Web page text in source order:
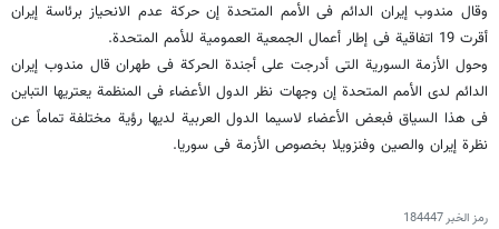
وقال مندوب إیران الدائم فی الأمم المتحدة إن حرکة عدم الانحیاز برئاسة إیران
أقرت 19 اتفاقیة فی إطار أعمال الجمعیة العمومیة للأمم المتحدة.
وحول الأزمة السوریة التی أدرجت على أجندة الحرکة فی طهران قال مندوب إیران
الدائم لدى الأمم المتحدة إن وجهات نظر الدول الأعضاء فی المنظمة یعتریها التباین
فی هذا السیاق فبعض الأعضاء لاسیما الدول العربیة لدیها رؤیة مختلفة تماماً عن
نظرة إیران والصین وفنزویلا بخصوص الأزمة فی سوریا.
رمز الخبر184447